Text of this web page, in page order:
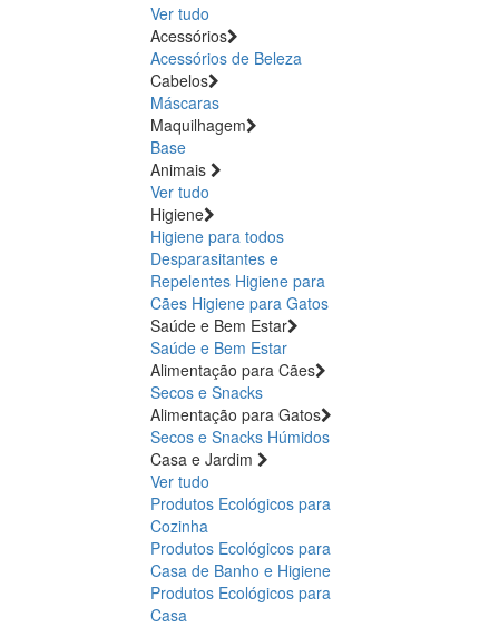
Ver tudo
Acessórios
Acessórios de Beleza
Cabelos
Máscaras
Maquilhagem
Base
Animais
Ver tudo
Higiene
Higiene para todos
Desparasitantes e
Repelentes Higiene para
Cães Higiene para Gatos
Saúde e Bem Estar
Saúde e Bem Estar
Alimentação para Cães
Secos e Snacks
Alimentação para Gatos
Secos e Snacks Húmidos
Casa e Jardim
Ver tudo
Produtos Ecológicos para
Cozinha
Produtos Ecológicos para
Casa de Banho e Higiene
Produtos Ecológicos para
Casa